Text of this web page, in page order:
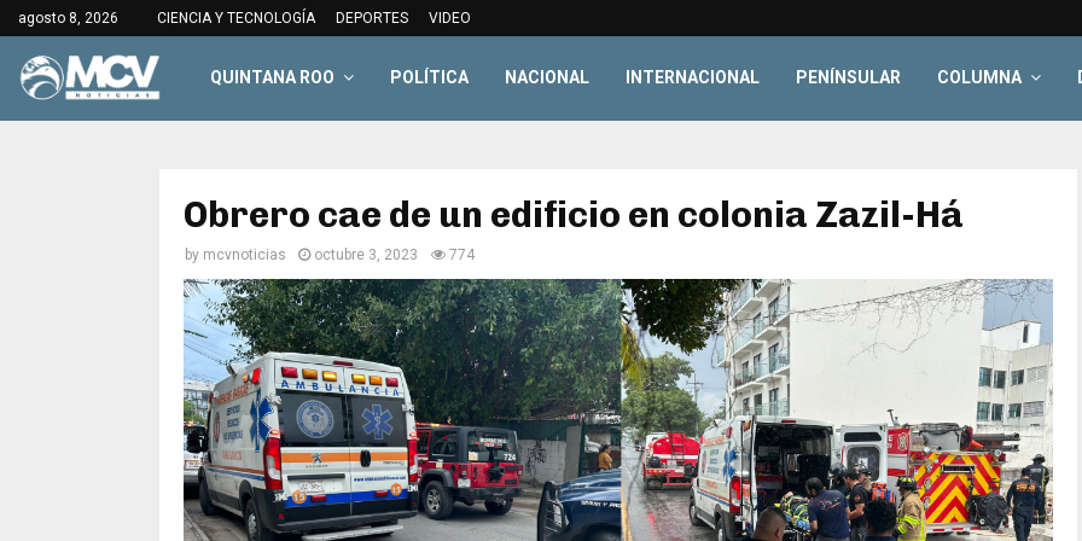
agosto 8, 2026 CIENCIA Y TECNOLOGÍA DEPORTES VIDEO
QUINTANA ROO POLÍTICA NACIONAL INTERNACIONAL PENÍNSULAR COLUMNA
Obrero cae de un edificio en colonia Zazil-Há
by mcvnoticias octubre 3, 2023 774